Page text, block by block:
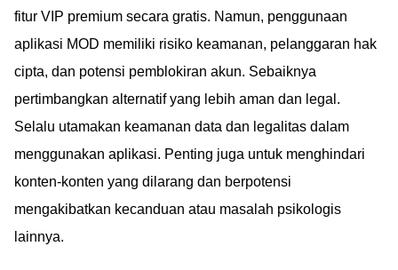
fitur VIP premium secara gratis. Namun, penggunaan
aplikasi MOD memiliki risiko keamanan, pelanggaran hak
cipta, dan potensi pemblokiran akun. Sebaiknya
pertimbangkan alternatif yang lebih aman dan legal.
Selalu utamakan keamanan data dan legalitas dalam
menggunakan aplikasi. Penting juga untuk menghindari
konten-konten yang dilarang dan berpotensi
mengakibatkan kecanduan atau masalah psikologis
lainnya.